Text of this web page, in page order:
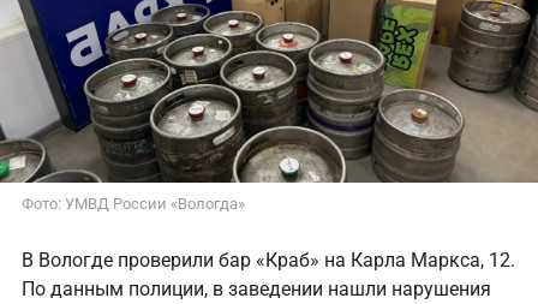
Фото: УМВД России «Вологда»
В Вологде проверили бар «Краб» на Карла Маркса, 12.
По данным полиции, в заведении нашли нарушения